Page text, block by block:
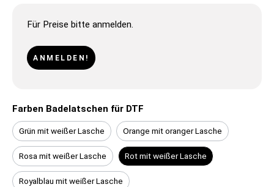
Für Preise bitte anmelden.
ANMELDEN!
Farben Badelatschen für DTF
Grün mit weißer Lasche Orange mit oranger Lasche
Rosa mit weißer Lasche Rot mit weißer Lasche
Royalblau mit weißer Lasche